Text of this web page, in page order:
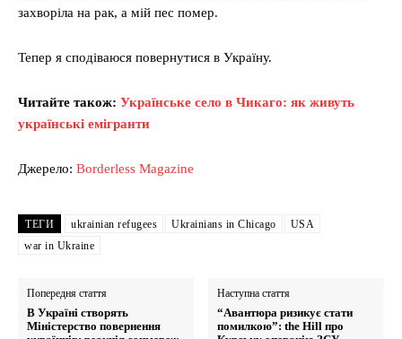
захворіла на рак, а мій пес помер.
Тепер я сподіваюся повернутися в Україну.
Читайте також: Українське село в Чикаго: як живуть
українські емігранти
Джерело: Borderless Magazine
ТЕГИ ukrainian refugees Ukrainians in Chicago
USA
war in Ukraine
Попередня стаття
В Україні створять
Міністерство повернення
Наступна стаття
“Авантюра ризикує стати
помилкою”: the Hill про